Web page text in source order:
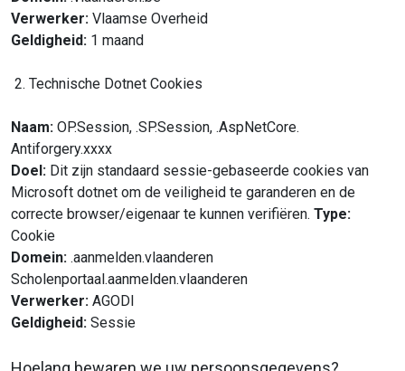
Verwerker: Vlaamse Overheid
Geldigheid: 1 maand
2. Technische Dotnet Cookies
Naam: OP.Session, .SP.Session, .AspNetCore.
Antiforgery.xxxx
Doel: Dit zijn standaard sessie-gebaseerde cookies van
Microsoft dotnet om de veiligheid te garanderen en de
correcte browser/eigenaar te kunnen verifiëren. Type:
Cookie
Domein: .aanmelden.vlaanderen
Scholenportaal.aanmelden.vlaanderen
Verwerker: AGODI
Geldigheid: Sessie